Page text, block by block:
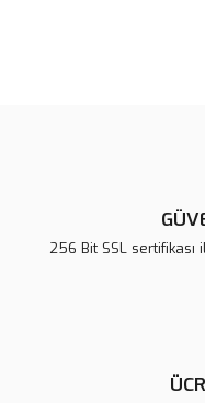
Ürün açıklamasında eksik
256 Bit SSL sertifikası